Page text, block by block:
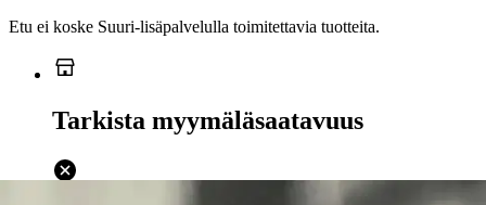
Etu ei koske Suuri‑lisäpalvelulla toimitettavia tuotteita.
Tarkista myymäläsaatavuus